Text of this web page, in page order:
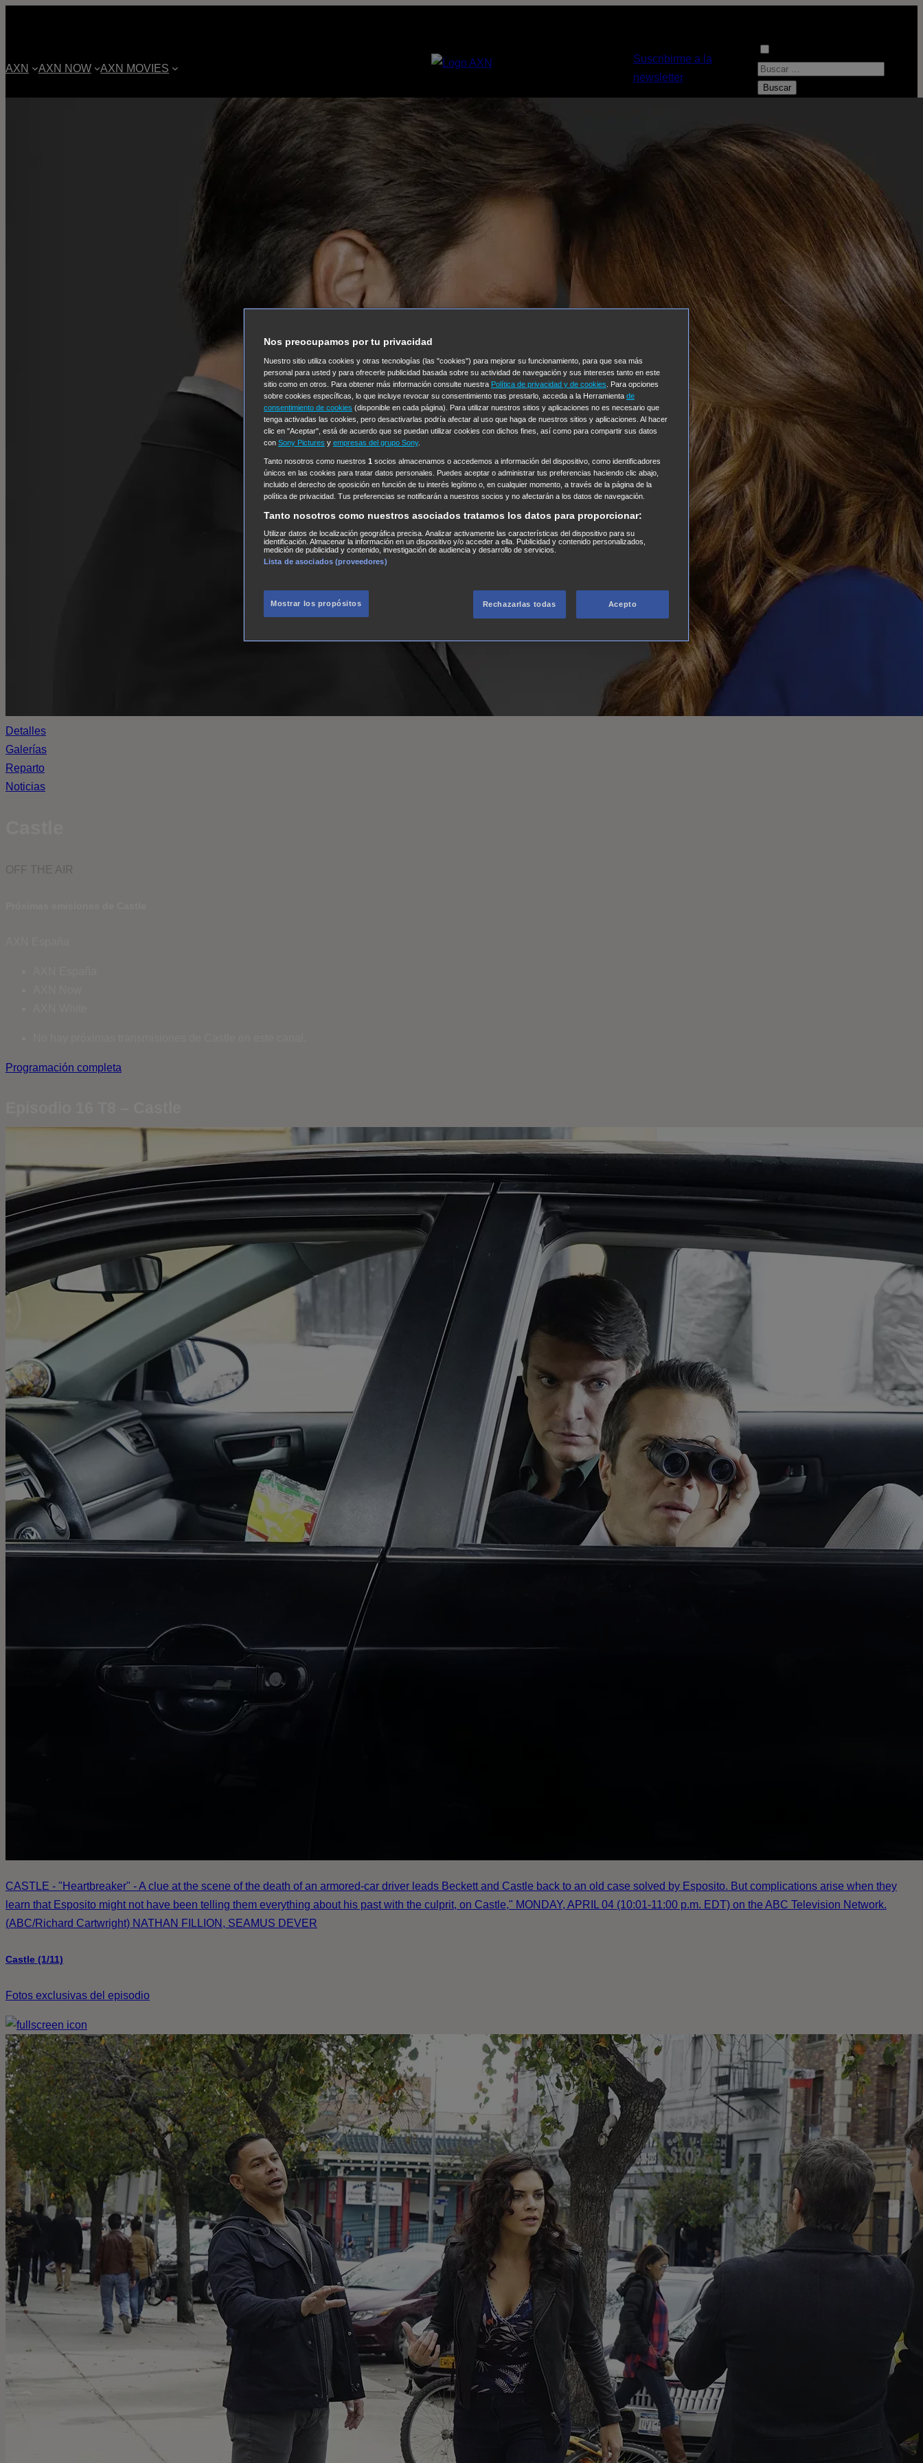
AXN AXN NOW AXN MOVIES
Suscribirme a la
newsletter
B
a
r
Detalles
Galerías
Reparto
Noticias
OFF THE AIR
Programación completa
CASTLE - "Heartbreaker" - A clue at the scene of the death of an armored-car driver leads Beckett and Castle back to an old case solved by Esposito. But complications arise when they
learn that Esposito might not have been telling them everything about his past with the culprit, on Castle," MONDAY, APRIL 04 (10:01-11:00 p.m. EDT) on the ABC Television Network.
(ABC/Richard Cartwright) NATHAN FILLION, SEAMUS DEVER
Castle (1/11)
Fotos exclusivas del episodio
Nos preocupamos por tu privacidad
Nuestro sitio utiliza cookies y otras tecnologías (las "cookies") para mejorar su funcionamiento, para que sea más
personal para usted y para ofrecerle publicidad basada sobre su actividad de navegación y sus intereses tanto en este
sitio como en otros. Para obtener más información consulte nuestra Política de privacidad y de cookies . Para opciones
sobre cookies específicas, lo que incluye revocar su consentimiento tras prestarlo, acceda a la Herramienta de
consentimiento de cookies (disponible en cada página). Para utilizar nuestros sitios y aplicaciones no es necesario que
tenga activadas las cookies, pero desactivarlas podría afectar al uso que haga de nuestros sitios y aplicaciones. Al hacer
clic en "Aceptar", está de acuerdo que se puedan utilizar cookies con dichos fines, así como para compartir sus datos
con Sony Pictures y empresas del grupo Sony.
Tanto nosotros como nuestros 1 socios almacenamos o accedemos a información del dispositivo, como identificadores
únicos en las cookies para tratar datos personales. Puedes aceptar o administrar tus preferencias haciendo clic abajo,
incluido el derecho de oposición en función de tu interés legítimo o, en cualquier momento, a través de la página de la
política de privacidad. Tus preferencias se notificarán a nuestros socios y no afectarán a los datos de navegación.
Tanto nosotros como nuestros asociados tratamos los datos para proporcionar:
Utilizar datos de localización geográfica precisa. Analizar activamente las características del dispositivo para su
identificación. Almacenar la información en un dispositivo y/o acceder a ella. Publicidad y contenido personalizados,
medición de publicidad y contenido, investigación de audiencia y desarrollo de servicios.
Lista de asociados (proveedores)
Mostrar los propósitos Rechazarlas todas Acepto